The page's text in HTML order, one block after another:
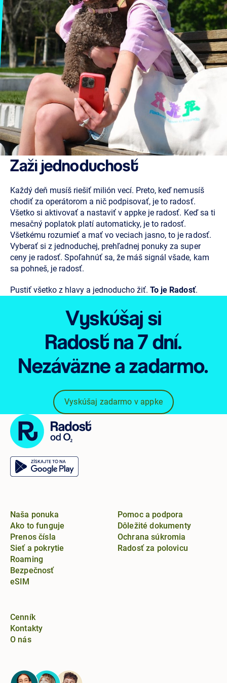
Zaži jednoduchosť
Každý deň musíš riešiť milión vecí. Preto, keď nemusíš
chodiť za operátorom a nič podpisovať, je to radosť.
Všetko si aktivovať a nastaviť v appke je radosť. Keď sa ti
mesačný poplatok platí automaticky, je to radosť.
Všetkému rozumieť a mať vo veciach jasno, to je radosť.
Vyberať si z jednoduchej, prehľadnej ponuky za super
ceny je radosť. Spoľahnúť sa, že máš signál všade, kam
sa pohneš, je radosť.
Pustiť všetko z hlavy a jednoducho žiť.To je Radosť.
Vyskúšaj si
Radosťna 7 dní.
Nezáväznea zadarmo.
Vyskúšaj zadarmo v appke
Naša ponuka
Ako to funguje
Prenos čísla
Sieť a pokrytie
Roaming
Bezpečnosť
eSIM
Pomoc a podpora
Dôležité dokumenty
Ochrana súkromia
Radosť za polovicu
Cenník
Kontakty
O nás